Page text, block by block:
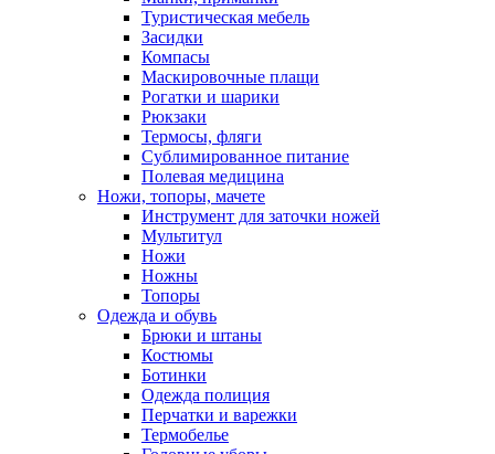
Туристическая мебель
Засидки
Компасы
Маскировочные плащи
Рогатки и шарики
Рюкзаки
Термосы, фляги
Сублимированное питание
Полевая медицина
Ножи, топоры, мачете
Инструмент для заточки ножей
Мультитул
Ножи
Ножны
Топоры
Одежда и обувь
Брюки и штаны
Костюмы
Ботинки
Одежда полиция
Перчатки и варежки
Термобелье